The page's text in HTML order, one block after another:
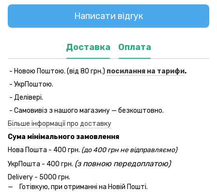
Написати відгук
Доставка Оплата
- Новою Поштою. (від 80 грн.) посилання на тарифи.
- УкрПоштою.
- Делівері.
- Самовивіз з нашого магазину — безкоштовно.
Більше інформації про доставку
Сума мінімального замовлення
Нова Пошта - 400 грн. (до 400 грн не відправляємо)
УкрПошта - 400 грн. (з повною передоплатою)
Delivery - 5000 грн.
Готівкую, при отриманні на Новій Пошті.